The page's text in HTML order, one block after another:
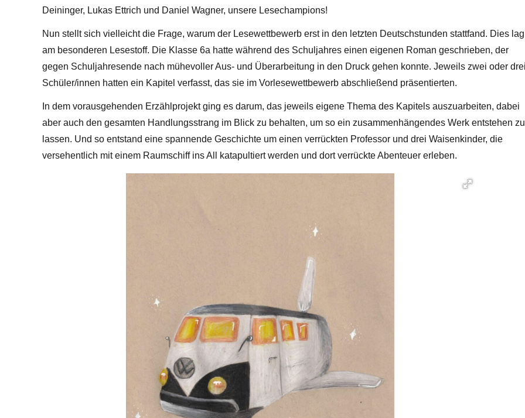
Deininger, Lukas Ettrich und Daniel Wagner, unsere Lesechampions!
Nun stellt sich vielleicht die Frage, warum der Lesewettbewerb erst in den letzten Deutschstunden stattfand. Dies lag
am besonderen Lesestoff. Die Klasse 6a hatte während des Schuljahres einen eigenen Roman geschrieben, der
gegen Schuljahresende nach mühevoller Aus- und Überarbeitung in den Druck gehen konnte. Jeweils zwei oder drei
Schüler/innen hatten ein Kapitel verfasst, das sie im Vorlesewettbewerb abschließend präsentierten.
In dem vorausgehenden Erzählprojekt ging es darum, das jeweils eigene Thema des Kapitels auszuarbeiten, dabei
aber auch den gesamten Handlungsstrang im Blick zu behalten, um so ein zusammenhängendes Werk entstehen zu
lassen. Und so entstand eine spannende Geschichte um einen verrückten Professor und drei Waisenkinder, die
versehentlich mit einem Raumschiff ins All katapultiert werden und dort verrückte Abenteuer erleben.